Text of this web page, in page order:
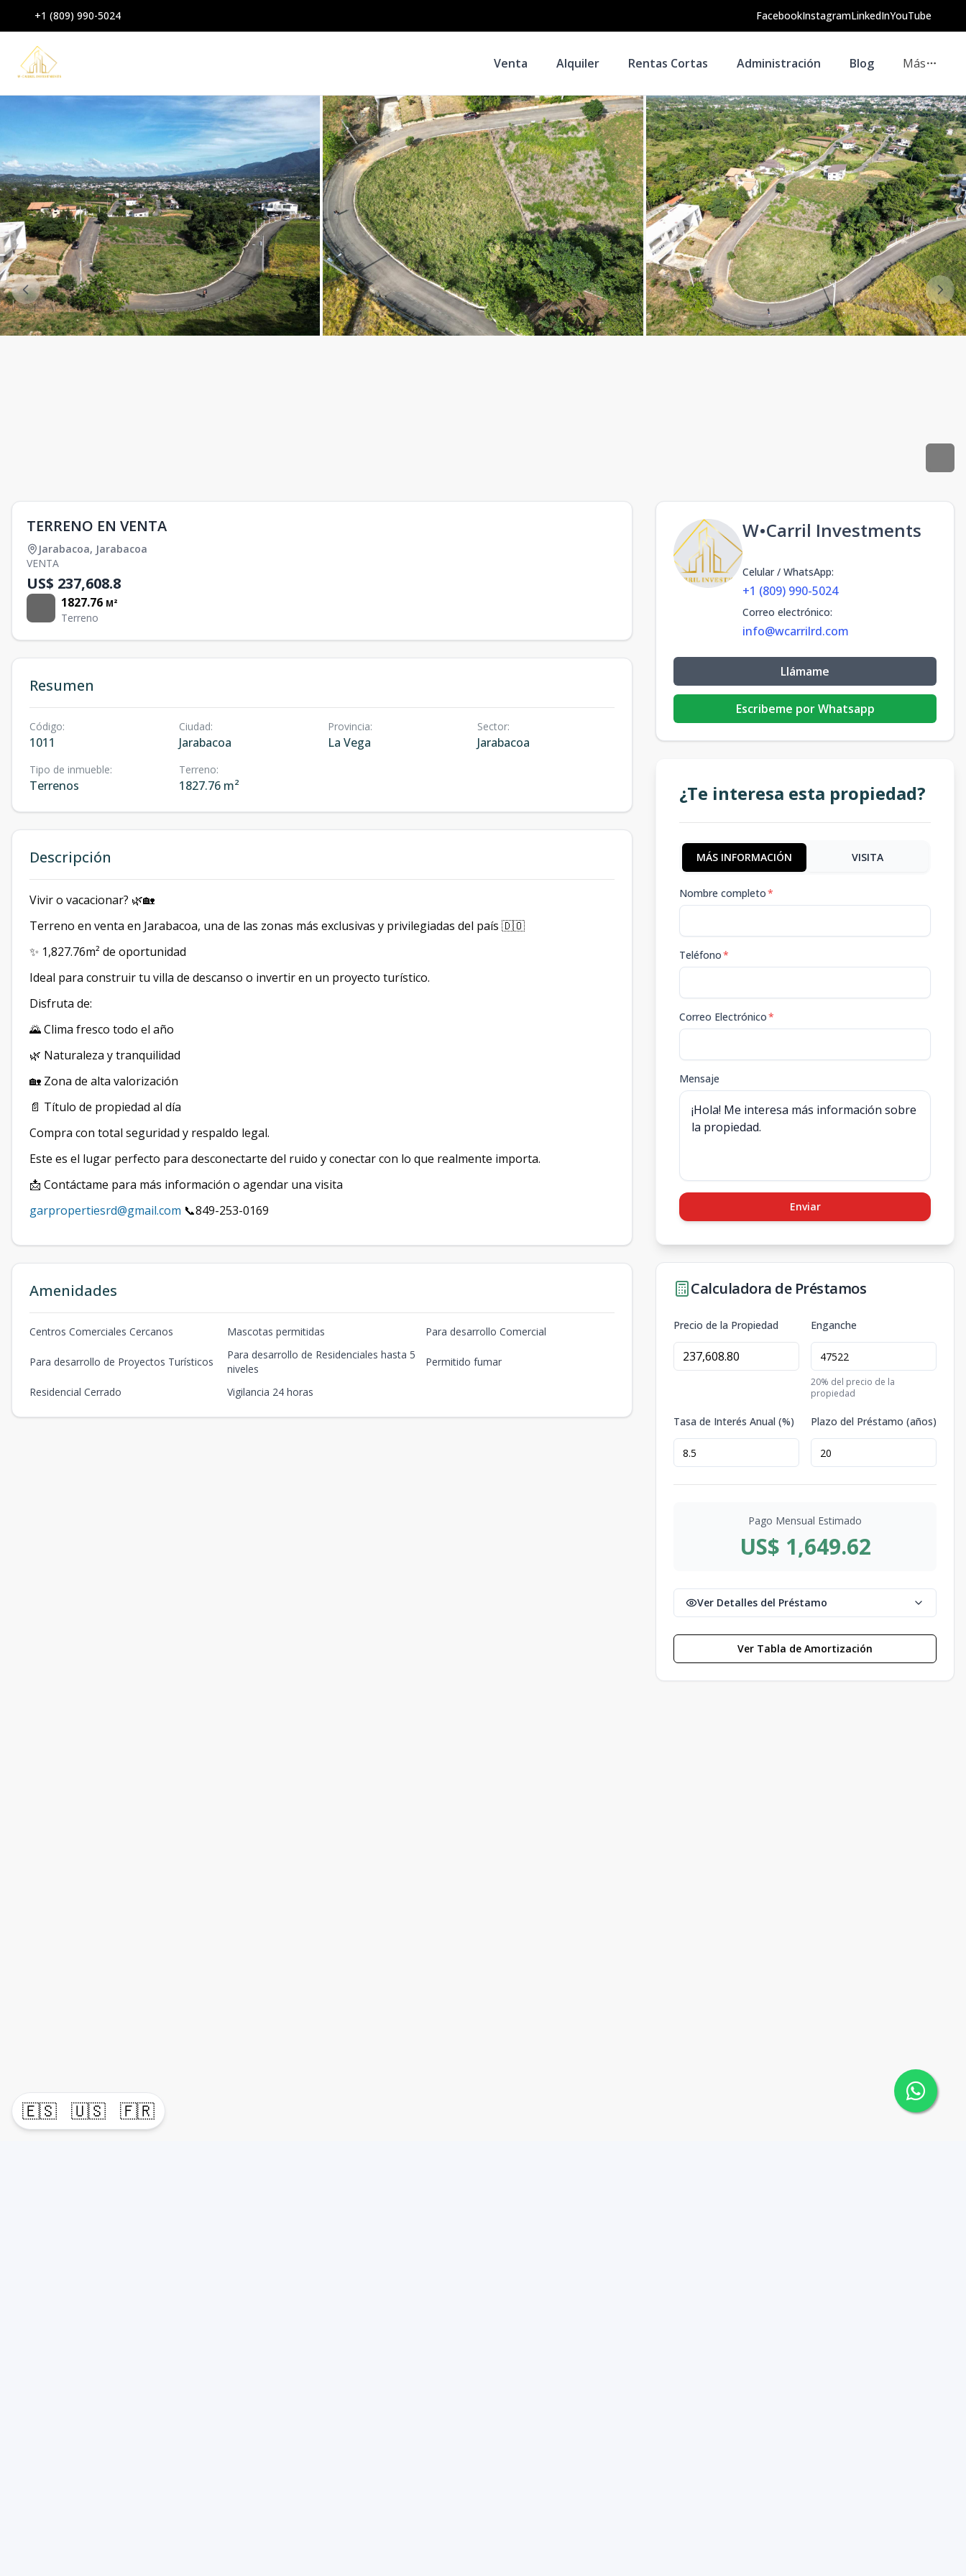
🇪🇸 🇺🇸 🇫🇷
+1 (809) 990-5024 FacebookInstagramLinkedInYouTube
Venta Alquiler Rentas Cortas Administración Blog Más
TERRENO EN VENTA
Jarabacoa, Jarabacoa
VENTA
US$ 237,608.8
1827.76 M²
Terreno
Resumen
Código:
1011
Ciudad:
Jarabacoa
Provincia:
La Vega
Sector:
Jarabacoa
Tipo de inmueble:
Terrenos
Terreno:
1827.76 m²
Descripción
Vivir o vacacionar? 🌿🏡
Terreno en venta en Jarabacoa, una de las zonas más exclusivas y privilegiadas del país 🇩🇴
✨ 1,827.76m² de oportunidad
Ideal para construir tu villa de descanso o invertir en un proyecto turístico.
Disfruta de:
🌄 Clima fresco todo el año
🌿 Naturaleza y tranquilidad
🏡 Zona de alta valorización
📄 Título de propiedad al día
Compra con total seguridad y respaldo legal.
Este es el lugar perfecto para desconectarte del ruido y conectar con lo que realmente importa.
📩 Contáctame para más información o agendar una visita
garpropertiesrd@gmail.com 📞849-253-0169
Amenidades
Centros Comerciales Cercanos Mascotas permitidas Para desarrollo Comercial
Para desarrollo de Proyectos Turísticos
Para desarrollo de Residenciales hasta 5
niveles
Permitido fumar
Residencial Cerrado Vigilancia 24 horas
W•Carril Investments
Celular / WhatsApp:
+1 (809) 990-5024
Correo electrónico:
info@wcarrilrd.com
Llámame
Escribeme por Whatsapp
¿Te interesa esta propiedad?
MÁS INFORMACIÓN VISITA
Nombre completo*
Teléfono*
Correo Electrónico*
Mensaje
Enviar
Calculadora de Préstamos
Precio de la Propiedad Enganche
20% del precio de la
propiedad
Tasa de Interés Anual (%) Plazo del Préstamo (años)
Pago Mensual Estimado
US$ 1,649.62
Ver Detalles del Préstamo
Ver Tabla de Amortización